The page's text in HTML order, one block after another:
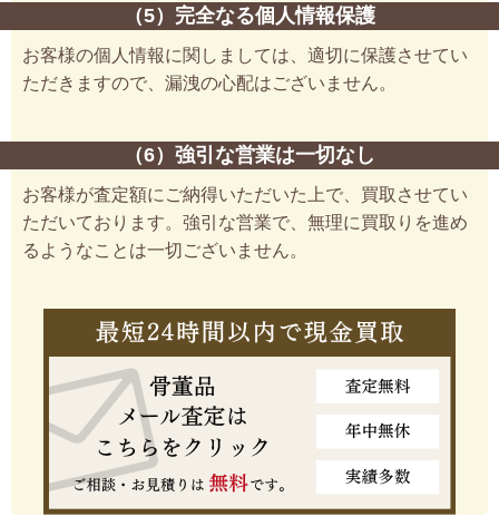
（5）完全なる個人情報保護
お客様の個人情報に関しましては、適切に保護させてい
ただきますので、漏洩の心配はございません。
（6）強引な営業は一切なし
お客様が査定額にご納得いただいた上で、買取させてい
ただいております。強引な営業で、無理に買取りを進め
るようなことは一切ございません。